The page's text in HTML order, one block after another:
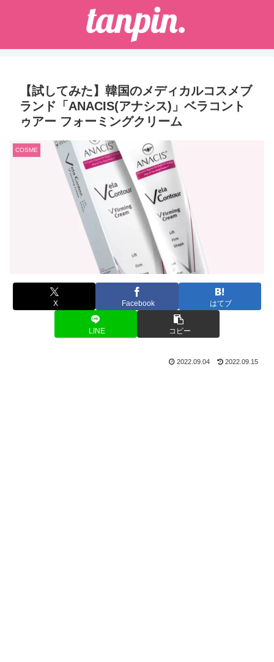
【試してみた】韓国のメディカルコスメブ
ランド「ANACIS(アナシス)」ベラコント
ゥアー フォーミングクリーム
COSME
X Facebook はてブ
LINE コピー
2022.09.04 2022.09.15